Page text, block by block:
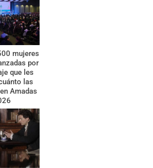
mujeres
por
que les
las
Amadas